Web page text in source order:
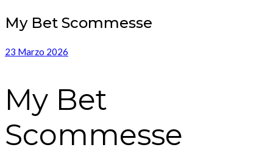
My Bet Scommesse
23 Marzo 2026
My Bet
Scommesse